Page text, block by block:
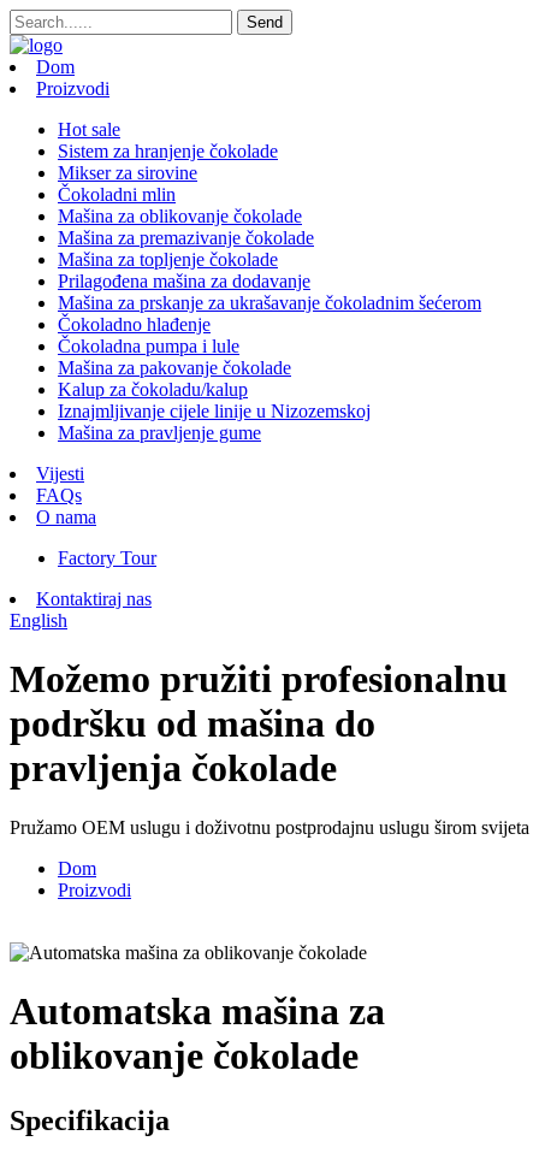
Dom
Proizvodi
Hot sale
Sistem za hranjenje čokolade
Mikser za sirovine
Čokoladni mlin
Mašina za oblikovanje čokolade
Mašina za premazivanje čokolade
Mašina za topljenje čokolade
Prilagođena mašina za dodavanje
Mašina za prskanje za ukrašavanje čokoladnim šećerom
Čokoladno hlađenje
Čokoladna pumpa i lule
Mašina za pakovanje čokolade
Kalup za čokoladu/kalup
Iznajmljivanje cijele linije u Nizozemskoj
Mašina za pravljenje gume
Vijesti
FAQs
O nama
Factory Tour
Kontaktiraj nas
English
Možemo pružiti profesionalnu
podršku od mašina do
pravljenja čokolade
Pružamo OEM uslugu i doživotnu postprodajnu uslugu širom svijeta
Dom
Proizvodi
Automatska mašina za
oblikovanje čokolade
Specifikacija